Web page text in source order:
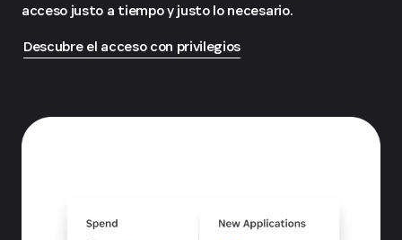
acceso justo a tiempo y justo lo necesario.
Descubre el acceso con privilegios